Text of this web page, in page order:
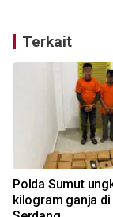
Terkait
Polda Sumut
kilogram ganja di